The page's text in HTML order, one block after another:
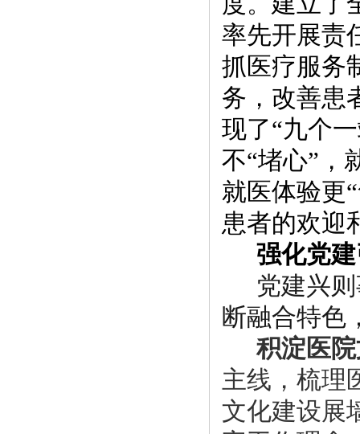
率先开展责
抓医疗服务
务，改善患
现了“九个
不“堵心”，
就医体验更
患者的欢迎
强化党
党建兴则
断融合特色
积淀医院
主线 ，梳理
文化建设展